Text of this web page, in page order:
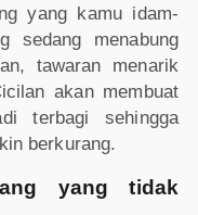
yang kamu idam-
sedang menabung
tawaran menarik
akan membuat
terbagi sehingga
berkurang.
yang tidak